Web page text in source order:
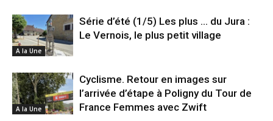
A la Une
Série d’été (1/5) Les plus … du Jura :
Le Vernois, le plus petit village
A la Une
Cyclisme. Retour en images sur
l’arrivée d’étape à Poligny du Tour de
France Femmes avec Zwift